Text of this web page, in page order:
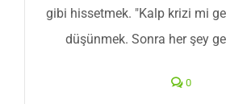
gibi hissetmek. "Kalp krizi mi
düşünmek. Sonra her şey
0